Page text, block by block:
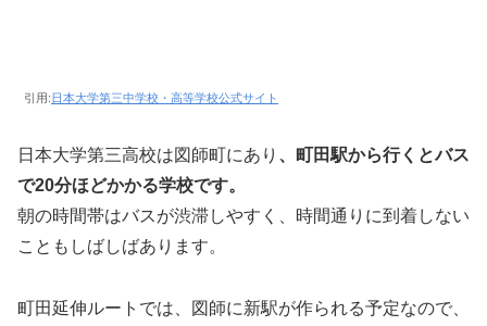
引用:日本大学第三中学校・高等学校公式サイト
日本大学第三高校は図師町にあり 、町田駅から行くとバス
で20分ほどかかる学校です。
朝の時間帯はバスが渋滞しやすく、時間通りに到着しない
こともしばしばあります。
町田延伸ルートでは、図師に新駅が作られる予定なので、